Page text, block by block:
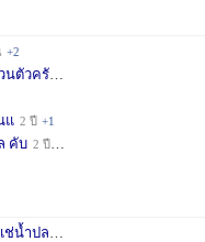
+2
ครับ... เ
แ 2 ปี +1
คับ 2 ปี
น้ำปลา